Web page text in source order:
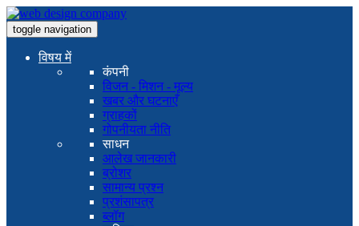
toggle navigation
विषय में
कंपनी
विजन - मिशन - मूल्य
खबर और घटनाएँ
ग्राहकों
गोपनीयता नीति
साधन
आलेख जानकारी
ब्रोशर
सामान्य प्रश्न
प्रशंसापत्र
ब्लॉग